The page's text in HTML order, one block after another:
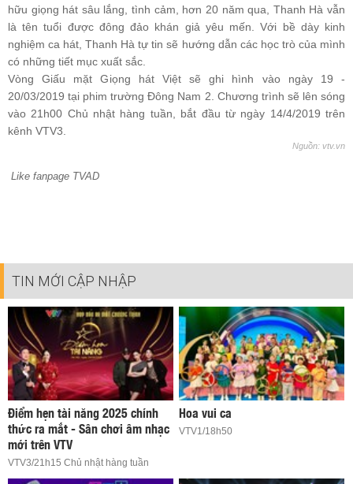
hữu giọng hát sâu lắng, tình cảm, hơn 20 năm qua, Thanh Hà vẫn
là tên tuổi được đông đảo khán giả yêu mến. Với bề dày kinh
nghiệm ca hát, Thanh Hà tự tin sẽ hướng dẫn các học trò của mình
có những tiết mục xuất sắc.
Vòng Giấu mặt Giọng hát Việt sẽ ghi hình vào ngày 19 -
20/03/2019 tại phim trường Đông Nam 2. Chương trình sẽ lên sóng
vào 21h00 Chủ nhật hàng tuần, bắt đầu từ ngày 14/4/2019 trên
kênh VTV3.
Nguồn: vtv.vn
Like fanpage TVAD
TIN MỚI CẬP NHẬP
Điểm hẹn tài năng 2025 chính
thức ra mắt - Sân chơi âm nhạc
mới trên VTV
VTV3/21h15 Chủ nhật hàng tuần
Hoa vui ca
VTV1/18h50